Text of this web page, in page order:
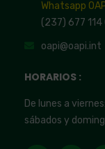
Whatsapp
(237) 677
oapi@oapi.int
HORARIOS :
De lunes a
sábados y